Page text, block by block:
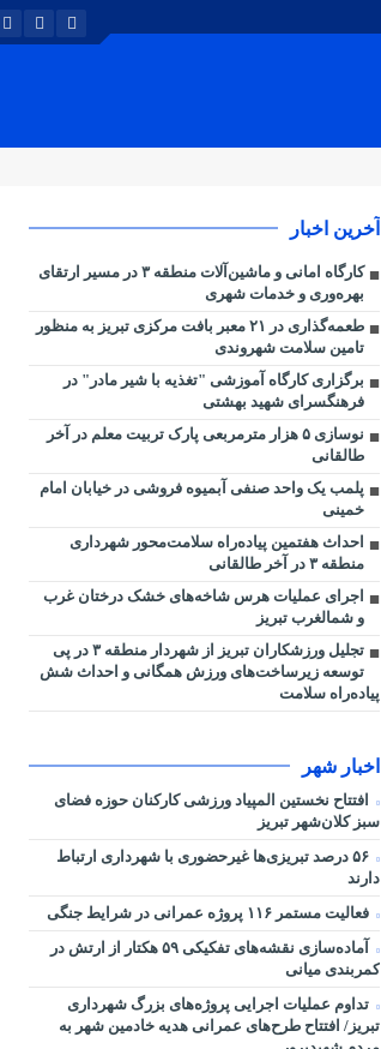
آخرین اخبار
کارگاه امانی و ماشین‌آلات منطقه ۳ در مسیر ارتقای
بهره‌وری و خدمات شهری
طعمه‌گذاری در ۲۱ معبر بافت مرکزی تبریز به منظور
تامین سلامت شهروندی
برگزاری کارگاه آموزشی "تغذیه با شیر مادر" در
فرهنگسرای شهید بهشتی
نوسازی ۵ هزار مترمربعی پارک تربیت معلم در آخر
طالقانی
پلمب یک واحد صنفی آبمیوه فروشی در خیابان امام
خمینی
احداث هفتمین پیاده‌راه سلامت‌محور شهرداری
منطقه ۳ در آخر طالقانی
اجرای عملیات هرس شاخه‌های خشک درختان غرب
و شمالغرب تبریز
تجلیل ورزشکاران تبریز از شهردار منطقه ۳ در پی
توسعه زیرساخت‌های ورزش همگانی و احداث شش
پیاده‌راه سلامت
اخبار شهر
افتتاح نخستین المپیاد ورزشی کارکنان حوزه فضای
سبز کلان‌شهر تبریز
۵۶ درصد تبریزی‌ها غیرحضوری با شهرداری ارتباط
دارند
فعالیت مستمر ۱۱۶ پروژه عمرانی در شرایط جنگی
آماده‌سازی نقشه‌های تفکیکی ۵۹ هکتار از ارتش در
کمربندی میانی
تداوم عملیات اجرایی پروژه‌های بزرگ شهرداری
تبریز/ افتتاح طرح‌های عمرانی هدیه خادمین شهر به